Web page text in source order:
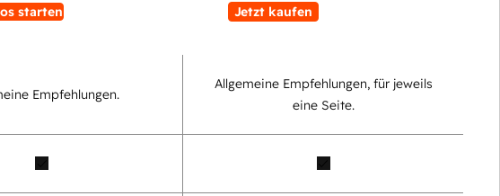
starten Jetzt kaufen
Empfehlungen.
Allgemeine Empfehlungen, für jeweils
eine Seite.